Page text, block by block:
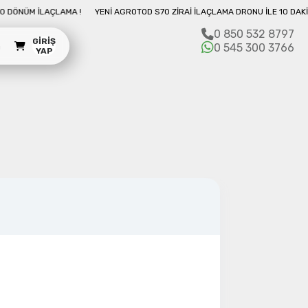
10 DAKIKADA 50 DÖNÜM İLAÇLAMA ! YENI AGROTOD S70 ZIRAI
GIRIŞ
YAP
0 850 532 8797
0 545 300 3766